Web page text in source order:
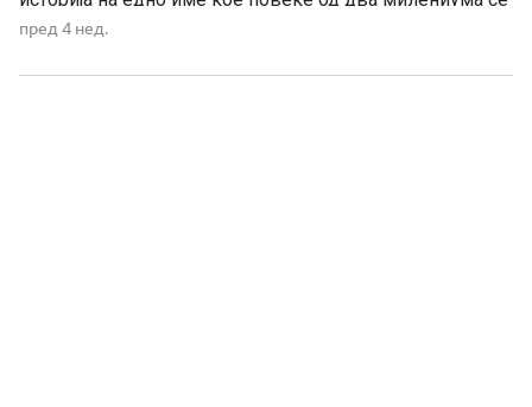
појавува во антички хроники, римски документи,
османлиски географски описи, европски карти и
пред 4 нед.